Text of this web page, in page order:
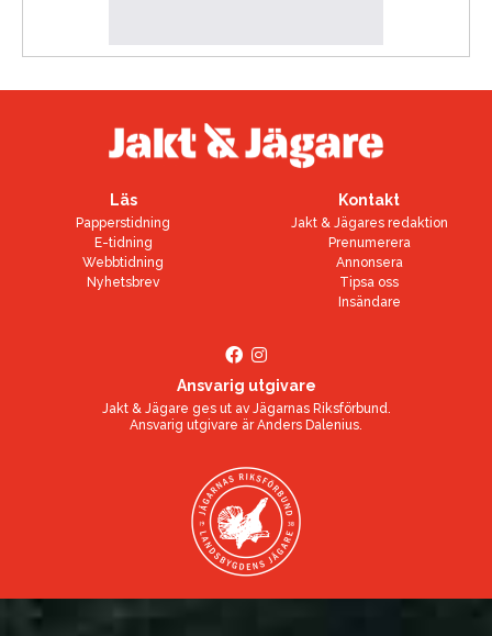
Läs
Papperstidning
E-tidning
Webbtidning
Nyhetsbrev
Kontakt
Jakt & Jägares redaktion
Prenumerera
Annonsera
Tipsa oss
Insändare
Ansvarig utgivare
Jakt & Jägare ges ut av Jägarnas Riksförbund.
Ansvarig utgivare ärAnders Dalenius.